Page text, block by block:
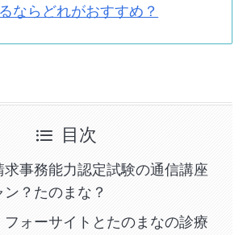
ならどれがおすすめ？
目次
求事務能力認定試験の通信講座
？たのまな？
フォーサイトとたのまなの診療